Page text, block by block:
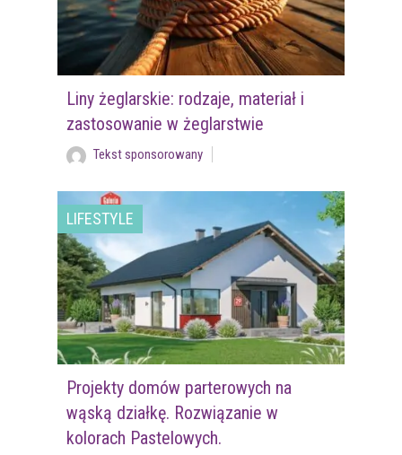
Liny żeglarskie: rodzaje, materiał i
zastosowanie w żeglarstwie
Tekst sponsorowany
LIFESTYLE
Projekty domów parterowych na
wąską działkę. Rozwiązanie w
kolorach Pastelowych.